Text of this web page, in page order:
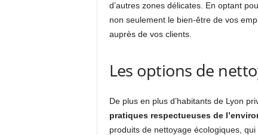
d’autres zones délicates. En optant
non seulement le bien-être de vos
auprès de vos clients.
Les options de
De plus en plus d’habitants de Lyon
pratiques respectueuses de
produits de nettoyage écologiques,